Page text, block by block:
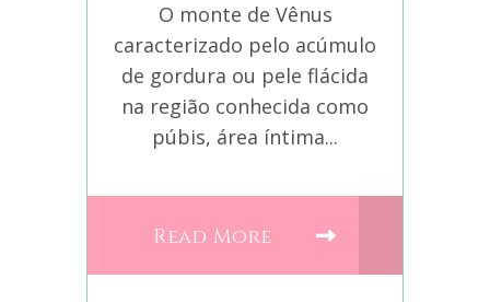
O monte de Vênus
caracterizado pelo acúmulo
de gordura ou pele flácida
na região conhecida como
púbis, área íntima...
Read More